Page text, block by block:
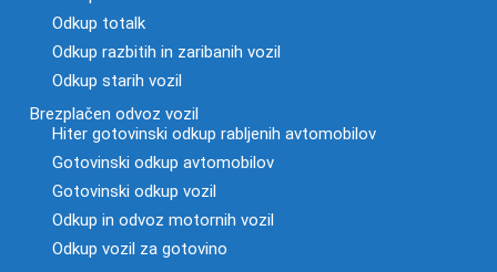
Odkup totalk
Odkup razbitih in zaribanih vozil
Odkup starih vozil
Brezplačen odvoz vozil
Hiter gotovinski odkup rabljenih avtomobilov
Gotovinski odkup avtomobilov
Gotovinski odkup vozil
Odkup in odvoz motornih vozil
Odkup vozil za gotovino